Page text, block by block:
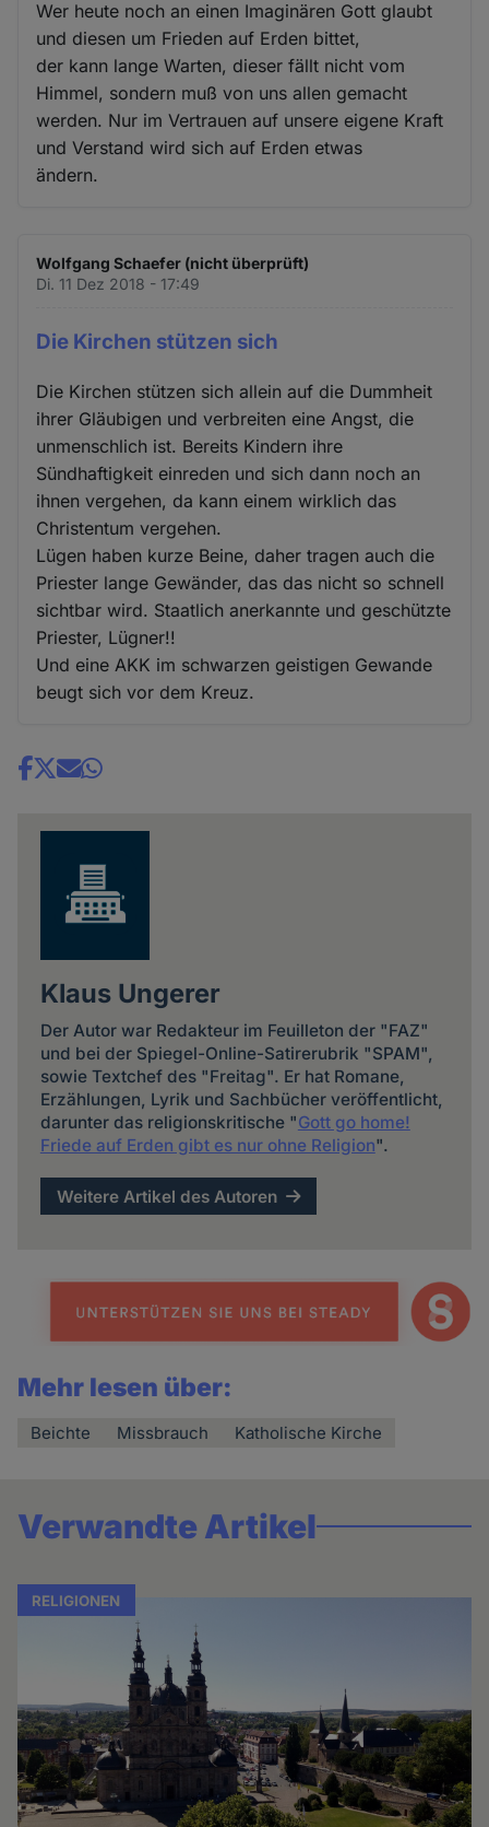
Wer heute noch an einen Imaginären Gott glaubt
und diesen um Frieden auf Erden bittet,
der kann lange Warten, dieser fällt nicht vom
Himmel, sondern muß von uns allen gemacht
werden. Nur im Vertrauen auf unsere eigene Kraft
und Verstand wird sich auf Erden etwas
ändern.
Wolfgang Schaefer (nicht überprüft)
Di. 11 Dez 2018 - 17:49
Die Kirchen stützen sich
Die Kirchen stützen sich allein auf die Dummheit
ihrer Gläubigen und verbreiten eine Angst, die
unmenschlich ist. Bereits Kindern ihre
Sündhaftigkeit einreden und sich dann noch an
ihnen vergehen, da kann einem wirklich das
Christentum vergehen.
Lügen haben kurze Beine, daher tragen auch die
Priester lange Gewänder, das das nicht so schnell
sichtbar wird. Staatlich anerkannte und geschützte
Priester, Lügner!!
Und eine AKK im schwarzen geistigen Gewande
beugt sich vor dem Kreuz.
Share
Klaus Ungerer
Der Autor war Redakteur im Feuilleton der "FAZ"
und bei der Spiegel-Online-Satirerubrik "SPAM",
sowie Textchef des "Freitag". Er hat Romane,
Erzählungen, Lyrik und Sachbücher veröffentlicht,
darunter das religionskritische "Gott go home!
Friede auf Erden gibt es nur ohne Religion".
Weitere Artikel des Autoren
Mehr lesen über:
Beichte Missbrauch Katholische Kirche
Verwandte Artikel
RELIGIONEN